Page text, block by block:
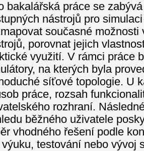
bakalářská práce se
nástrojů pro
současné
porovnat jejich
využití. V rámci práce
na kterých byla
síťové topologie. U
práce, rozsah
rozhraní.
běžného uživatele
vhodného řešení podle
výuku, testování nebo vývoj